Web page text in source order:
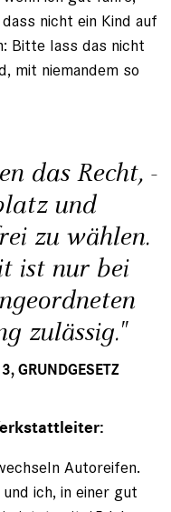
nicht ein Kind auf
Bitte lass das nicht
mit niemandem so
das Recht,
und
zu wählen.
ist nur bei
zulässig."
GRUNDGESETZ
Auto­reifen.
ich, in einer gut